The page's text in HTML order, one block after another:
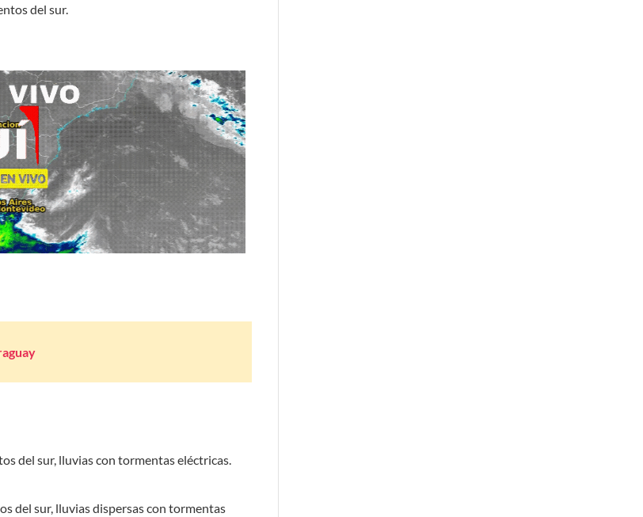
del sur.
del sur, lluvias con tormentas eléctricas.
del sur, lluvias dispersas con tormentas